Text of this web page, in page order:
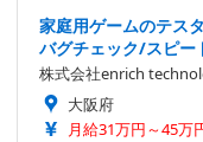
家庭用ゲームのテス
バグチェック/スピー
株式会社enrich
大阪府
月給31万円～45万